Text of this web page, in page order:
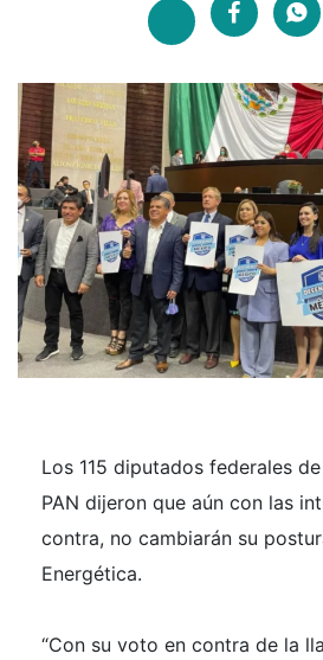
Los 115 diputados federales
PAN dijeron que aún con las
contra, no cambiarán su
Energética.
“Con su voto en contra de la